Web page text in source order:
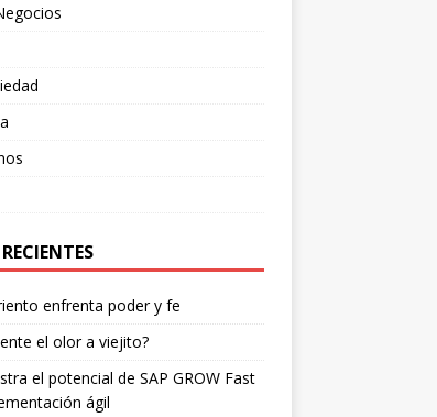
enfrenta poder y fe
el olor a viejito?
el potencial de SAP GROW Fast
ágil